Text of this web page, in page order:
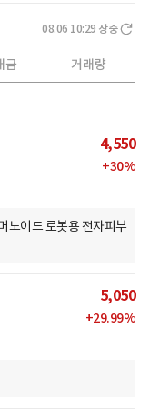
08.06 10:29 장중
금 거래량
4,550
+30%
노이드 로봇용 전자피부
5,050
+29.99%